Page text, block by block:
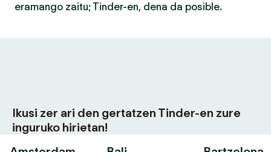
eramango zaitu; Tinder-en, dena da posible.
Ikusi zer ari den gertatzen Tinder-en zure
inguruko hirietan!